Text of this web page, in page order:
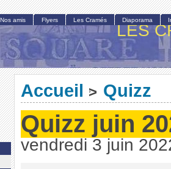
LES
Accueil > Quizz
Quizz juin
vendredi 3 juin
Nos amis Flyers Les Cramés Diaporama